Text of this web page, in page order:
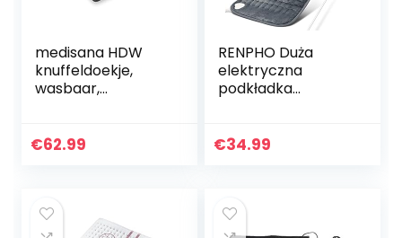
medisana HDW
knuffeldoekje,
wasbaar,
uitschakeling, 4
€62.99
RENPHO Duża
elektryczna
podkładka
pleców, ultra-
€34.99